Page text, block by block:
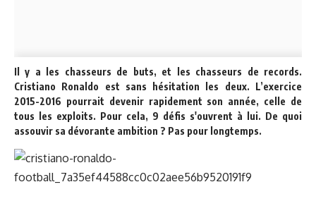
Il y a les chasseurs de buts, et les chasseurs de records.
Cristiano Ronaldo est sans hésitation les deux. L’exercice
2015-2016 pourrait devenir rapidement son année, celle de
tous les exploits. Pour cela, 9 défis s'ouvrent à lui. De quoi
assouvir sa dévorante ambition ? Pas pour longtemps.